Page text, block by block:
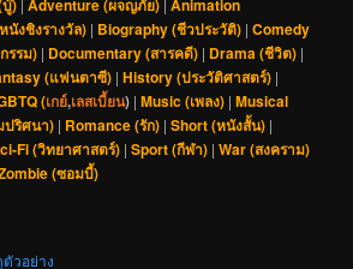
) |Adventure (ผจญภัย) |Animation
นังชิงรางวัล) | Biography (ชีวประวัติ) |Comedy
รรม) | Documentary (สารคดี) | Drama (ชีวิต) |
(แฟนตาซี) |History (ประวัติศาสตร์) |
(เกย์,เลสเบี้ยน) |Music (เพลง) |Musical
ริศนา) | Romance (รัก) |Short (หนังสั้น) |
Fi (วิทยาศาสตร์) |Sport (กีฬา) |War (สงคราม)
(ซอมบี้)
วอย่าง